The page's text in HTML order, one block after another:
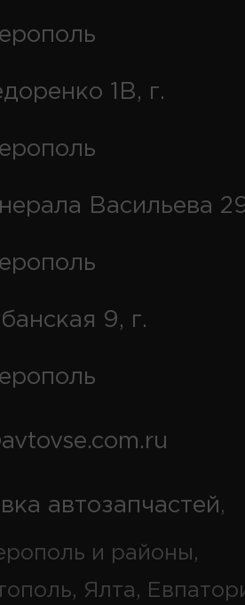
1В, г.
Васильева
9, г.
автозапчастей,
и районы,
Ялта,